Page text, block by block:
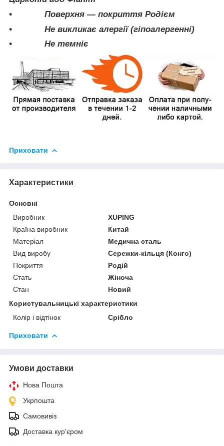
• Поверхня — покриття Родієм
• Не викликає алергії (гіпоалергенні)
• Не темніє
Приховати
Характеристики
Основні
Виробник
XUPING
Країна виробник
Китай
Матеріал
Медична сталь
Вид виробу
Сережки-кільця (Конго)
Покриття
Родій
Стать
Жіноча
Стан
Новий
Користувальницькі характеристики
Колір і відтінок
Срібло
Приховати
Умови доставки
Нова Пошта
Укрпошта
Самовивіз
Доставка кур'єром